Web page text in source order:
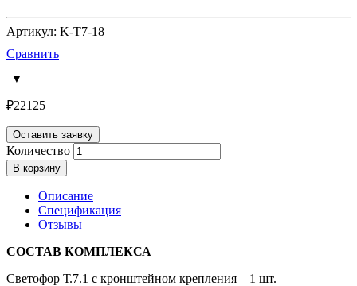
Артикул: K-T7-18
Сравнить
₽22125
Оставить заявку
Количество
В корзину
Описание
Спецификация
Отзывы
СОСТАВ КОМПЛЕКСА
Светофор Т.7.1 с кронштейном крепления – 1 шт.